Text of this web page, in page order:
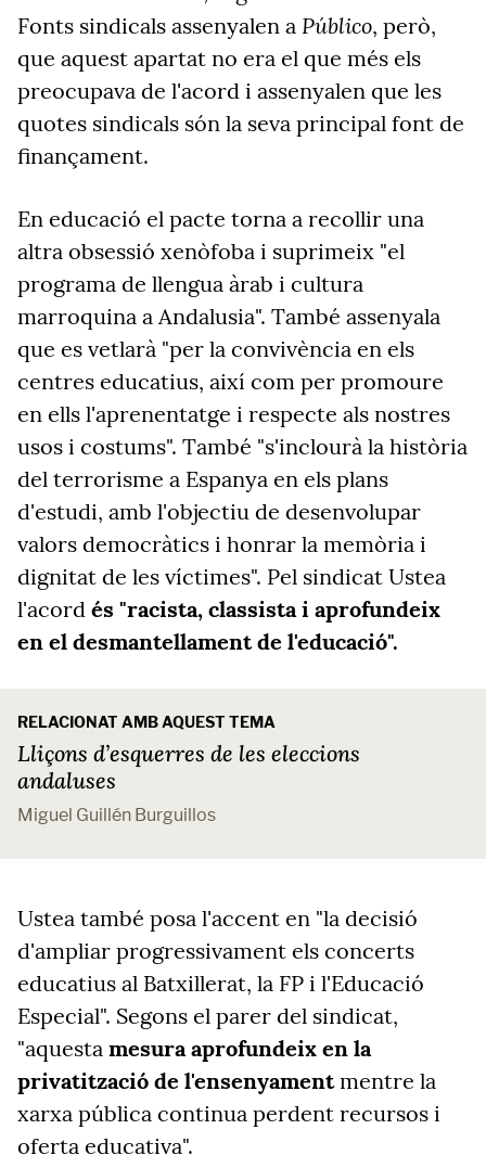
Fonts sindicals assenyalen a Público, però,
que aquest apartat no era el que més els
preocupava de l'acord i assenyalen que les
quotes sindicals són la seva principal font de
finançament.
En educació el pacte torna a recollir una
altra obsessió xenòfoba i suprimeix "el
programa de llengua àrab i cultura
marroquina a Andalusia". També assenyala
que es vetlarà "per la convivència en els
centres educatius, així com per promoure
en ells l'aprenentatge i respecte als nostres
usos i costums". També "s'inclourà la història
del terrorisme a Espanya en els plans
d'estudi, amb l'objectiu de desenvolupar
valors democràtics i honrar la memòria i
dignitat de les víctimes". Pel sindicat Ustea
l'acord és "racista, classista i aprofundeix
en el desmantellament de l'educació".
RELACIONAT AMB AQUEST TEMA
Lliçons d’esquerres de les eleccions
andaluses
Miguel Guillén Burguillos
Ustea també posa l'accent en "la decisió
d'ampliar progressivament els concerts
educatius al Batxillerat, la FP i l'Educació
Especial". Segons el parer del sindicat,
"aquesta mesura aprofundeix en la
privatització de l'ensenyamentmentre la
xarxa pública continua perdent recursos i
oferta educativa".